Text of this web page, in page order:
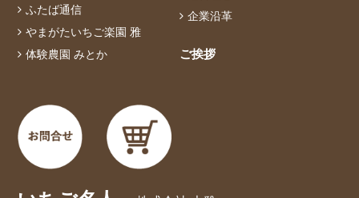
ふたば通信
やまがたいちご楽園 雅
体験農園 みとか
企業沿革
ご挨拶